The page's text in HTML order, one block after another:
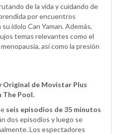
de la vida y cuidando de
por encuentros
ídolo Can Yaman. Además,
temas relevantes como el
así como la presión
Original de Movistar Plus
The Pool.
seis episodios de 35 minutos
dos episodios y luego se
Los espectadores